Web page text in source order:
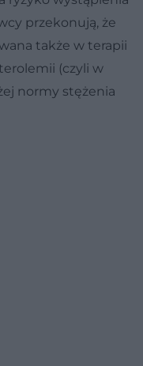
przekonują, że
także w terapii
(czyli w
normy stężenia